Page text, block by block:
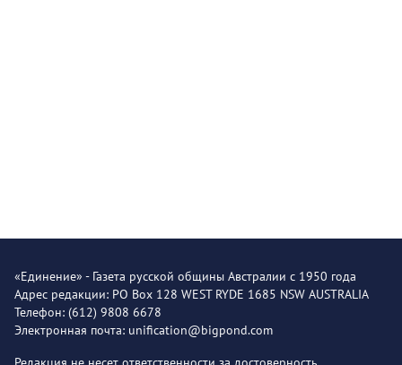
«Единение» - Газета русской общины Австралии с 1950 года
Адрес редакции: PO Box 128 WEST RYDE 1685 NSW AUSTRALIA
Телефон: (612) 9808 6678
Электронная почта: unification@bigpond.com